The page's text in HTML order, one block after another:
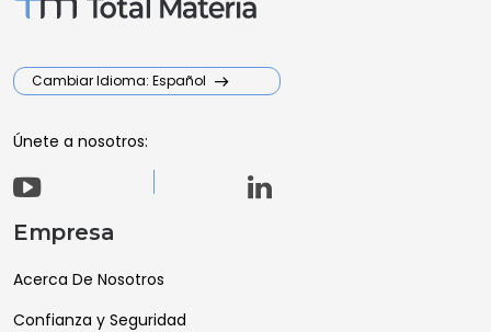
Cambiar Idioma: Español
Únete a nosotros:
Empresa
Acerca De Nosotros
Confianza y Seguridad